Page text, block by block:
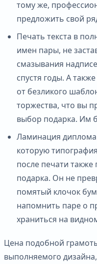
тому же,
предложить свой
Печать текста в
имен пары, не
смазывания
спустя годы. А
от безликого
торжества, что вы
выбор подарка. Им
Ламинация диплома
которую
после печати также
подарка. Он не
помятый клочок
напомнить паре о
храниться на
Цена подобной
выполняемого